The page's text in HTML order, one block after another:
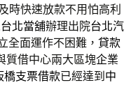
時快速放款不用怕高利
台北當舖辦理出院台北汽
全面運作不困難， 貸款
質借中心兩大區塊企業
橋支票借款已經達到 中